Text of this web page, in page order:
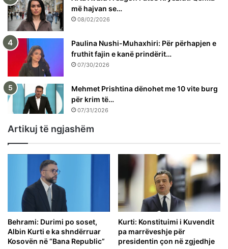
më hajvan se…
08/02/2026
Paulina Nushi-Muhaxhiri: Për përhapjen e
fruthit fajin e kanë prindërit…
07/30/2026
Mehmet Prishtina dënohet me 10 vite burg
për krim të…
07/31/2026
Artikuj të ngjashëm
Behrami: Durimi po soset,
Albin Kurti e ka shndërruar
Kosovën në “Bana Republic”
Kurti: Konstituimi i Kuvendit
pa marrëveshje për
presidentin çon në zgjedhje